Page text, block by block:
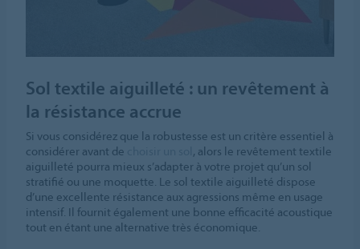
Sol textile aiguilleté : un revêtement à
la résistance accrue
Si vous considérez que la robustesse est un critère essentiel à
considérer avant de
, alors le revêtement textile
aiguilleté pourra mieux s’adapter à votre projet qu’un sol
stratifié ou une moquette. Le sol textile aiguilleté dispose
d’une excellente résistance aux agressions même en usage
intensif. Il fournit également une bonne efficacité acoustique
tout en étant une alternative très économique.